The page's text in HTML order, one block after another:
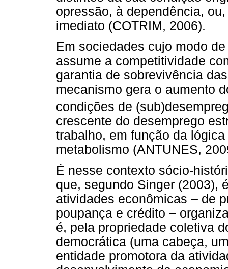
opressão, à dependência,
imediato (COTRIM, 2006).
Em sociedades cujo modo
assume a competitividade
garantia de sobrevivência
mecanismo gera o aumento
condições de
crescente do desemprego
trabalho, em função da
metabolismo (ANTUNES,
É nesse contexto sócio-
que, segundo Singer (2003),
atividades econômicas – de
poupança e crédito –
é, pela propriedade coletiva
democrática (uma cabeça,
entidade promotora da